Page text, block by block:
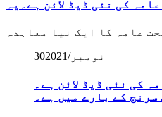
30
2021/نومبر
کی نئی ڈیڈ لائن ہے۔
سرنج کے بارے میں ہے۔